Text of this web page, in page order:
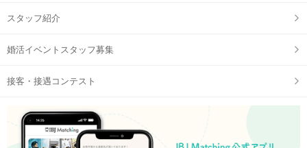
スタッフ紹介
婚活イベントスタッフ募集
接客・接遇コンテスト